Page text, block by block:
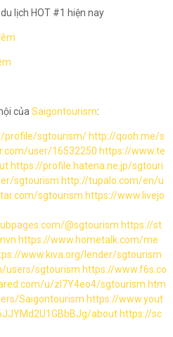
lịch HOT #1 hiện nay
củaSaigontourism:
profile/sgtourism/ http://qooh.me/s
user/16532250 https://www.te
https://profile.hatena.ne.jp/sgtouri
sgtourism http://tupalo.com/en/u
sgtourism https://www.livejo
@sgtourism https://st
https://www.hometalk.com/me
www.kiva.org/lender/sgtourism
users/sgtourism https://www.f6s.co
u/zI7Y4eo4/sgtourism.htm
Saigontourism https://www.yout
about https://sc